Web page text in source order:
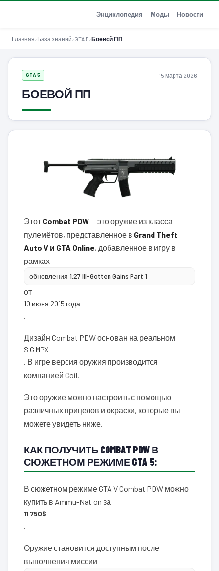
Энциклопедия Моды Новости
Главная›База знаний›GTA 5›Боевой ПП
GTA 5 15 марта 2026
БОЕВОЙ ПП
Этот Combat PDW— это оружие из класса
пулемётов, представленное в Grand Theft
Auto V и GTA Online, добавленное в игру в
рамках
обновления 1.27 Ill-Gotten Gains Part 1
от
10 июня 2015 года
Дизайн Combat PDW основан на реальном
SIG MPX
. В игре версия оружия производится
компанией Coil.
Это оружие можно настроить с помощью
различных прицелов и окраски, которые вы
можете увидеть ниже.
КАК ПОЛУЧИТЬ COMBAT PDW В
СЮЖЕТНОМ РЕЖИМЕ GTA 5:
В сюжетном режиме GTA V Combat PDW можно
купить в Ammu-Nation за
11 750$
Оружие становится доступным после
выполнения миссии